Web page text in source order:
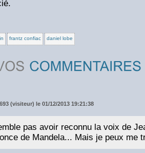
frantz confiac daniel lobe
(visiteur) le 01/12/2013 19:21:38
pas avoir reconnu la voix de
de Mandela... Mais je peux me